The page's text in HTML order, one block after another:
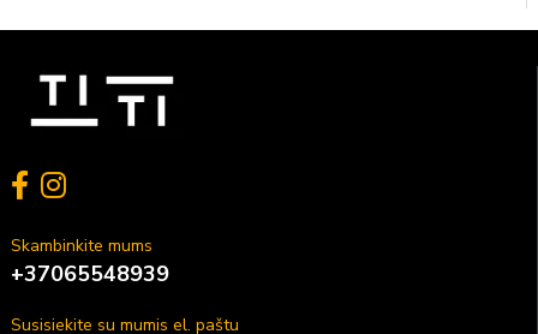
Skambinkite mums
+37065548939
Susisiekite su mumis el. paštu